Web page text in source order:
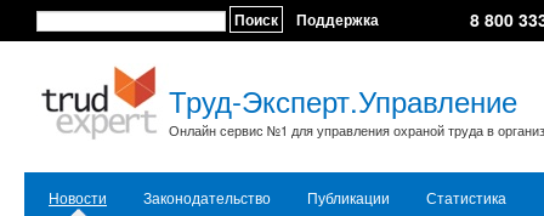
Поиск Поддержка 8 800
Труд-Эксперт.Управление
Онлайн сервис №1 для управления охраной труда в
Новости Законодательство Публикации Статистика